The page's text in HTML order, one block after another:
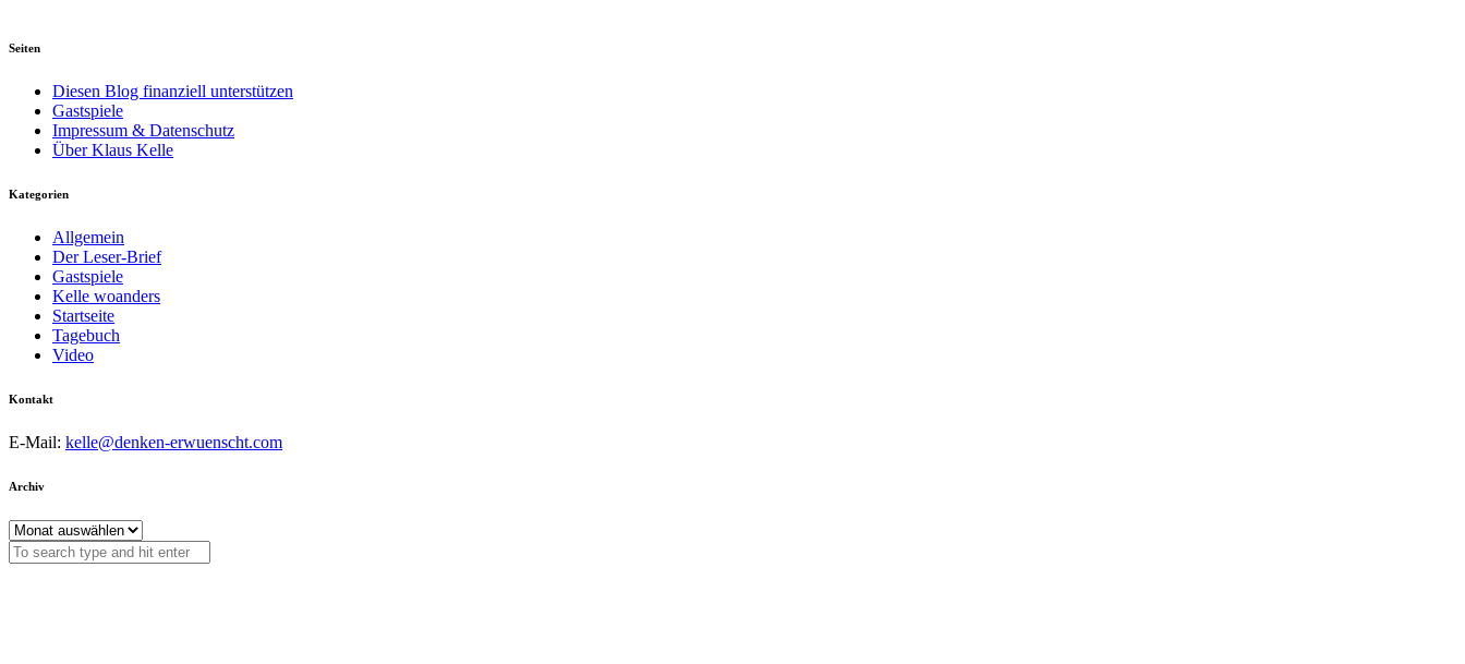
Seiten
Diesen Blog finanziell unterstützen
Gastspiele
Impressum & Datenschutz
Über Klaus Kelle
Kategorien
Allgemein
Der Leser-Brief
Gastspiele
Kelle woanders
Startseite
Tagebuch
Video
Kontakt
E-Mail: kelle@denken-erwuenscht.com
Archiv
Archiv